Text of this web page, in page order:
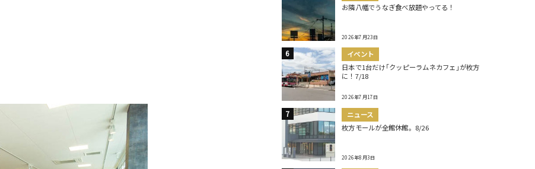
お隣八幡でうなぎ食べ放題やってる！
2026年7月23日
イベント
日本で1台だけ｢クッピーラムネカフェ｣が枚方
に！7/18
2026年7月17日
ニュース
枚方モールが全館休館。8/26
2026年8月3日